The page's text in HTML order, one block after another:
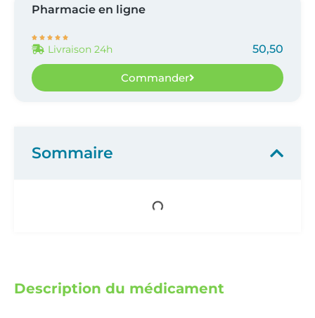
Pharmacie en ligne
    
Livraison 24h 50,50
Commander
Description du médicament
Sommaire